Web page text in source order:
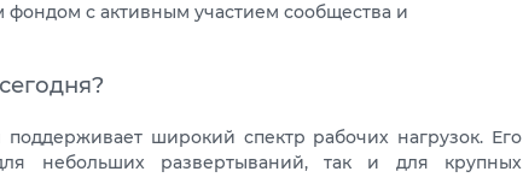
с активным участием сообщества и
широкий спектр рабочих нагрузок. Его
небольших развертываний, так и для крупных